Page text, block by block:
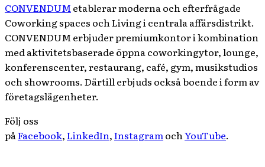
CONVENDUMetablerar moderna och efterfrågade
Coworking spaces och Living i centrala affärsdistrikt.
CONVENDUM erbjuder premiumkontor i kombination
med aktivitetsbaserade öppna coworkingytor, lounge,
konferenscenter, restaurang, café, gym, musikstudios
och showrooms. Därtill erbjuds också boende i form av
företagslägenheter.
Följ oss
påFacebook,LinkedIn,InstagramochYouTube.